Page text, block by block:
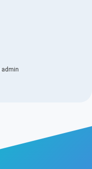
admin